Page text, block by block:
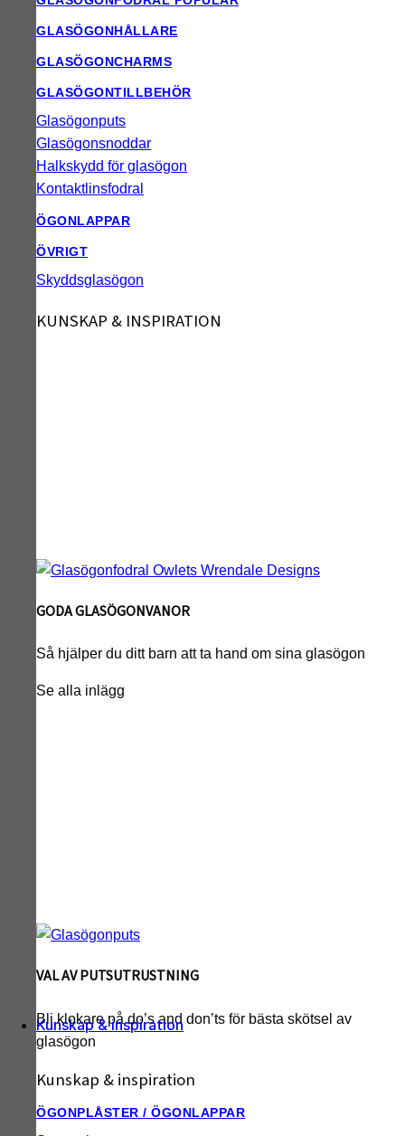
GLASÖGONHÅLLARE
GLASÖGONCHARMS
GLASÖGONTILLBEHÖR
Glasögonputs
Glasögonsnoddar
Halkskydd för glasögon
Kontaktlinsfodral
ÖGONLAPPAR
ÖVRIGT
Skyddsglasögon
KUNSKAP & INSPIRATION
GODA GLASÖGONVANOR
Så hjälper du ditt barn att ta hand om sina glasögon
Se alla inlägg
VAL AV PUTSUTRUSTNING
Bli klokare på do’s and don’ts för bästa skötsel av
glasögon
Kunskap & inspiration
Kunskap & inspiration
ÖGONPLÅSTER / ÖGONLAPPAR